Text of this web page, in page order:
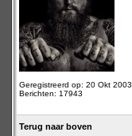
Geregistreerd op: 20 Okt 2003
Berichten: 17943
Terug naar boven